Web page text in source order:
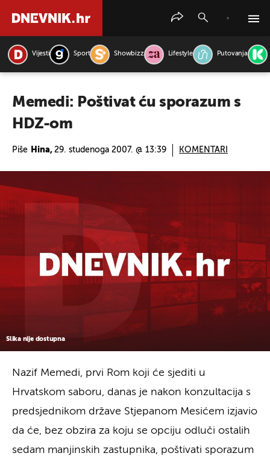
Vijesti Sport Showbizz Lifestyle Putovanja
Memedi: Poštivat ću sporazum s
HDZ-om
Piše Hina, 29. studenoga 2007. @ 13:39 KOMENTARI
Slika nije dostupna
Nazif Memedi, prvi Rom koji će sjediti u
Hrvatskom saboru, danas je nakon konzultacija s
predsjednikom države Stjepanom Mesićem izjavio
da će, bez obzira za koju se opciju odluči ostalih
sedam manjinskih zastupnika, poštivati sporazum
PRETRAŽITE VIJESTI